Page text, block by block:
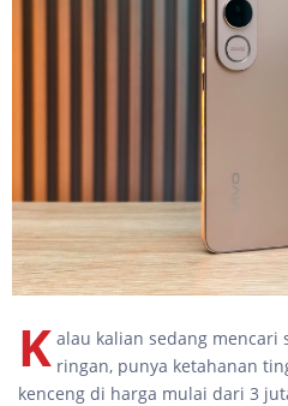
K alau kalian sedang mencari
ringan, punya ketahanan
kenceng di harga mulai dari 3